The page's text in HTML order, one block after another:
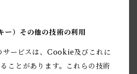
）その他の技術の利用
サービスは、Cookie及びこれに
ことがあります。これらの技術